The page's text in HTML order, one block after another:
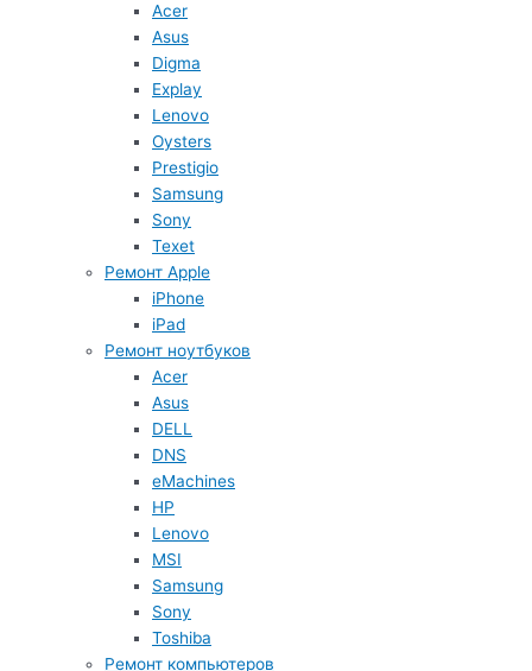
Acer
Asus
Digma
Explay
Lenovo
Oysters
Prestigio
Samsung
Sony
Texet
Ремонт Apple
iPhone
iPad
Ремонт ноутбуков
Acer
Asus
DELL
DNS
eMachines
HP
Lenovo
MSI
Samsung
Sony
Toshiba
Ремонт компьютеров